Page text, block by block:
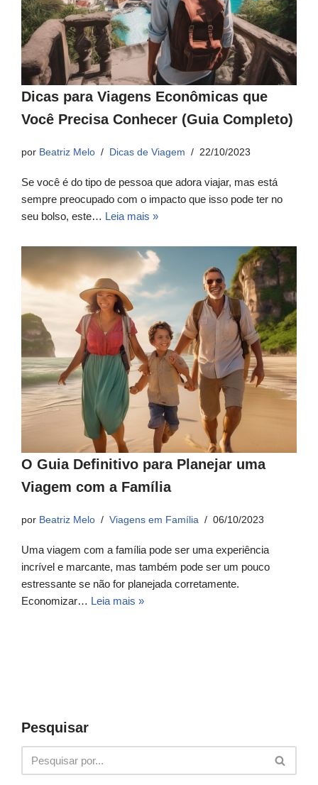
Dicas para Viagens Econômicas que
Você Precisa Conhecer (Guia Completo)
por Beatriz Melo Dicas de Viagem 22/10/2023
Se você é do tipo de pessoa que adora viajar, mas está
sempre preocupado com o impacto que isso pode ter no
seu bolso, este… Leia mais »
O Guia Definitivo para Planejar uma
Viagem com a Família
por Beatriz Melo Viagens em Família 06/10/2023
Uma viagem com a família pode ser uma experiência
incrível e marcante, mas também pode ser um pouco
estressante se não for planejada corretamente.
Economizar… Leia mais »
Pesquisar